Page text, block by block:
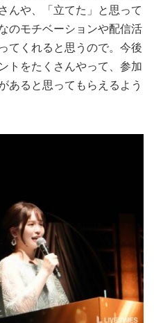
んや、「立てた」と思って
のモチベーションや配信活
てくれると思うので。今後
トをたくさんやって、参加
あると思ってもらえるよう